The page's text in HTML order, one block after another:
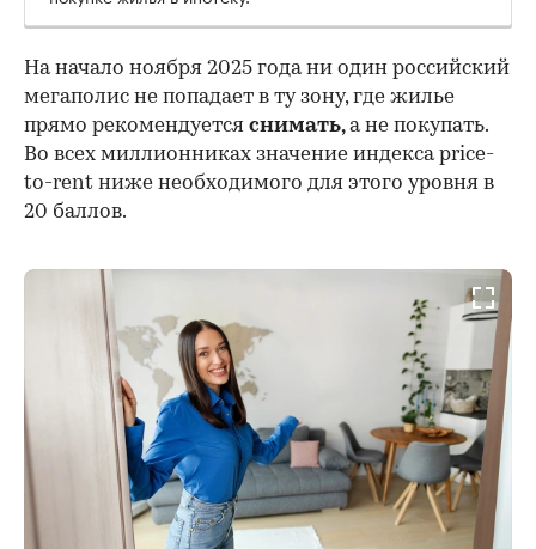
На начало ноября 2025 года ни один российский
мегаполис не попадает в ту зону, где жилье
прямо рекомендуется снимать,а не покупать.
Во всех миллионниках значение индекса price-
to-rent ниже необходимого для этого уровня в
20 баллов.